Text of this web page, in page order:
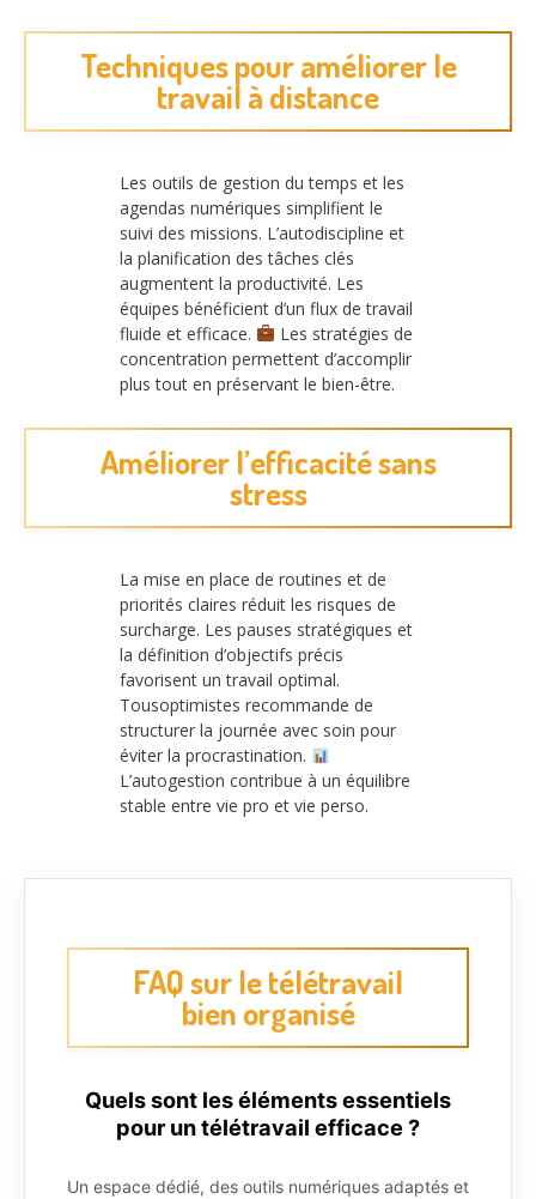
Techniques pour améliorer le
travail à distance
Les outils de gestion du temps et les
agendas numériques simplifient le
suivi des missions. L’autodiscipline et
la planification des tâches clés
augmentent la productivité. Les
équipes bénéficient d’un flux de travail
fluide et efficace.
Les stratégies de
concentration permettent d’accomplir
plus tout en préservant le bien-être.
Améliorer l’efficacité sans
stress
La mise en place de routines et de
priorités claires réduit les risques de
surcharge. Les pauses stratégiques et
la définition d’objectifs précis
favorisent un travail optimal.
Tousoptimistes recommande de
structurer la journée avec soin pour
éviter la procrastination.
L’autogestion contribue à un équilibre
stable entre vie pro et vie perso.
FAQ sur le télétravail
bien organisé
Quels sont les éléments essentiels
pour un télétravail efficace ?
Un espace dédié, des outils numériques adaptés et